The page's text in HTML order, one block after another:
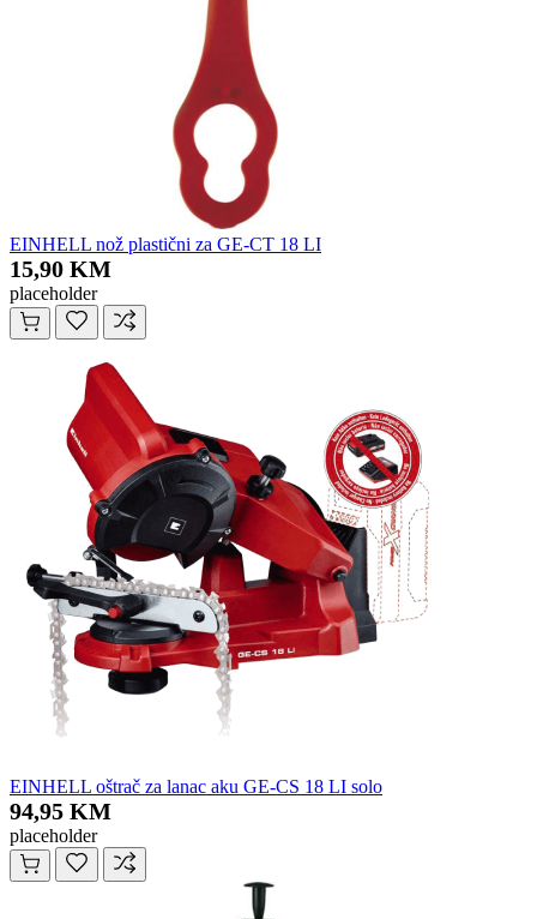
EINHELL nož plastični za GE-CT 18 LI
15,90 KM
placeholder
EINHELL oštrač za lanac aku GE-CS 18 LI solo
94,95 KM
placeholder